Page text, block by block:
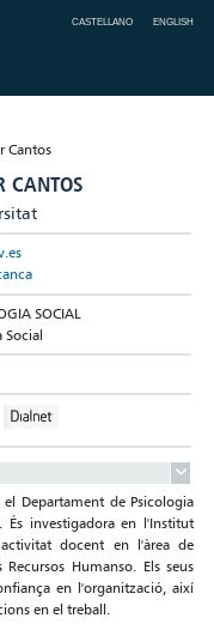
CASTELLANO ENGLISH
CANTOS
SOCIAL
Social
Departament de Psicologia
És investigadora en l'Institut
docent en l'àrea de
Humanso. Els seus
en l'organització, així
en el treball.